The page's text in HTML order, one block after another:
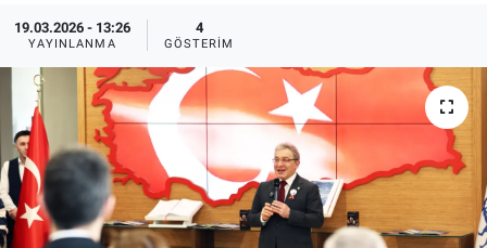
19.03.2026 - 13:26
YAYINLANMA
4
GÖSTERIM
Magazin
Tüm Haberler
İletişim
Künye
Trafik Durumu
Süper Lig Puan Durumu ve Fikstür
Tüm Manşetler
Son Dakika Haberleri